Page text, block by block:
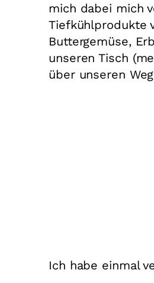
mich dabei mich
Tiefkühlprodukte
Buttergemüse,
unseren Tisch
über unseren
Ich habe einmal